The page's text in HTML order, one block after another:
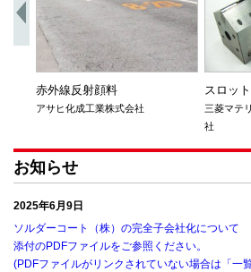
赤外線反射顔料
アサヒ化成工業株式会社
スロッ
三菱マテ
社
お知らせ
2025年6月9日
ソルダーコート（株）の完全子会社化について
添付のPDFファイルをご参照ください。
(PDFファイルがリンクされていない場合は「一